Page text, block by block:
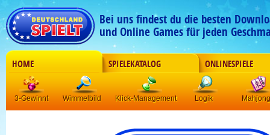
Bei uns findest du die besten
und Online Games für jeden
HOME SPIELEKATALOG ONLINESPIELE
3-Gewinnt Wimmelbild Klick-Management Logik Mahjong